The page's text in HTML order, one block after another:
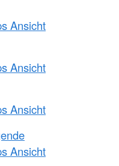
Ansicht
Ansicht
Ansicht
Ansicht